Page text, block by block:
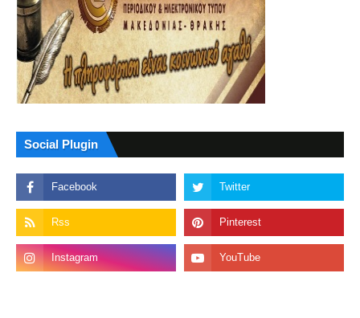
Social Plugin